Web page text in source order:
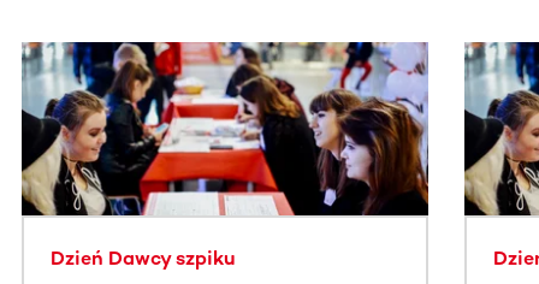
Ta sekcja zawiera treści przewijane w poziomie. Użyj
Dzień Dawcy szpiku